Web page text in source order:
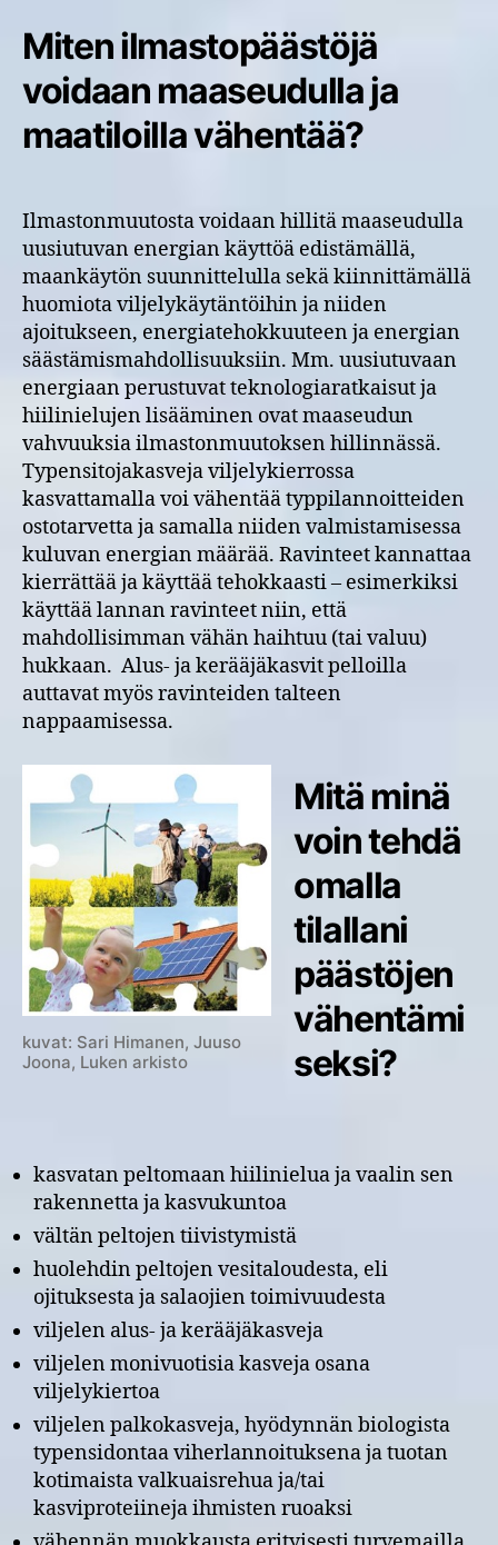
Miten ilmastopäästöjä
voidaan maaseudulla ja
maatiloilla vähentää?
Ilmastonmuutosta voidaan hillitä maaseudulla
uusiutuvan energian käyttöä edistämällä,
maankäytön suunnittelulla sekä kiinnittämällä
huomiota viljelykäytäntöihin ja niiden
ajoitukseen, energiatehokkuuteen ja energian
säästämismahdollisuuksiin. Mm. uusiutuvaan
energiaan perustuvat teknologiaratkaisut ja
hiilinielujen lisääminen ovat maaseudun
vahvuuksia ilmastonmuutoksen hillinnässä.
Typensitojakasveja viljelykierrossa
kasvattamalla voi vähentää typpilannoitteiden
ostotarvetta ja samalla niiden valmistamisessa
kuluvan energian määrää. Ravinteet kannattaa
kierrättää ja käyttää tehokkaasti – esimerkiksi
käyttää lannan ravinteet niin, että
mahdollisimman vähän haihtuu (tai valuu)
hukkaan. Alus- ja kerääjäkasvit pelloilla
auttavat myös ravinteiden talteen
nappaamisessa.
kuvat: Sari Himanen, Juuso
Joona, Luken arkisto
Mitä minä
voin tehdä
omalla
tilallani
päästöjen
vähentämi
seksi?
kasvatan peltomaan hiilinielua ja vaalin sen
rakennetta ja kasvukuntoa
vältän peltojen tiivistymistä
huolehdin peltojen vesitaloudesta, eli
ojituksesta ja salaojien toimivuudesta
viljelen alus- ja kerääjäkasveja
viljelen monivuotisia kasveja osana
viljelykiertoa
viljelen palkokasveja, hyödynnän biologista
typensidontaa viherlannoituksena ja tuotan
kotimaista valkuaisrehua ja/tai
kasviproteiineja ihmisten ruoaksi